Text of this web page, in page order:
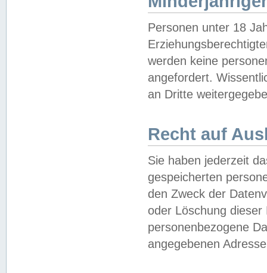
Personen unter 18
werden keine
angefordert.
an Dritte
Recht auf
Sie haben jederzeit
gespeicherten
den Zweck der
oder Löschung
personenbezogene
angegebenen